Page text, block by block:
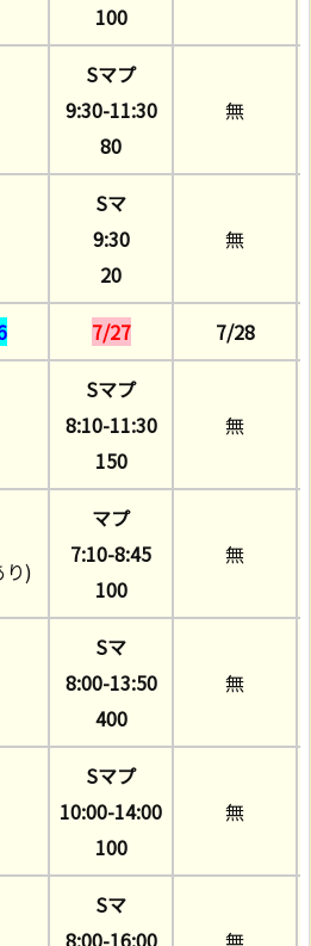
100
Sマプ
9:30-11:30
80
無
Sマ
9:30
20
無
7/27 7/28
Sマプ
8:10-11:30
150
無
り)
マプ
7:10-8:45
100
無
Sマ
8:00-13:50
400
無
Sマプ
10:00-14:00
100
無
Sマ
8:00-16:00
無